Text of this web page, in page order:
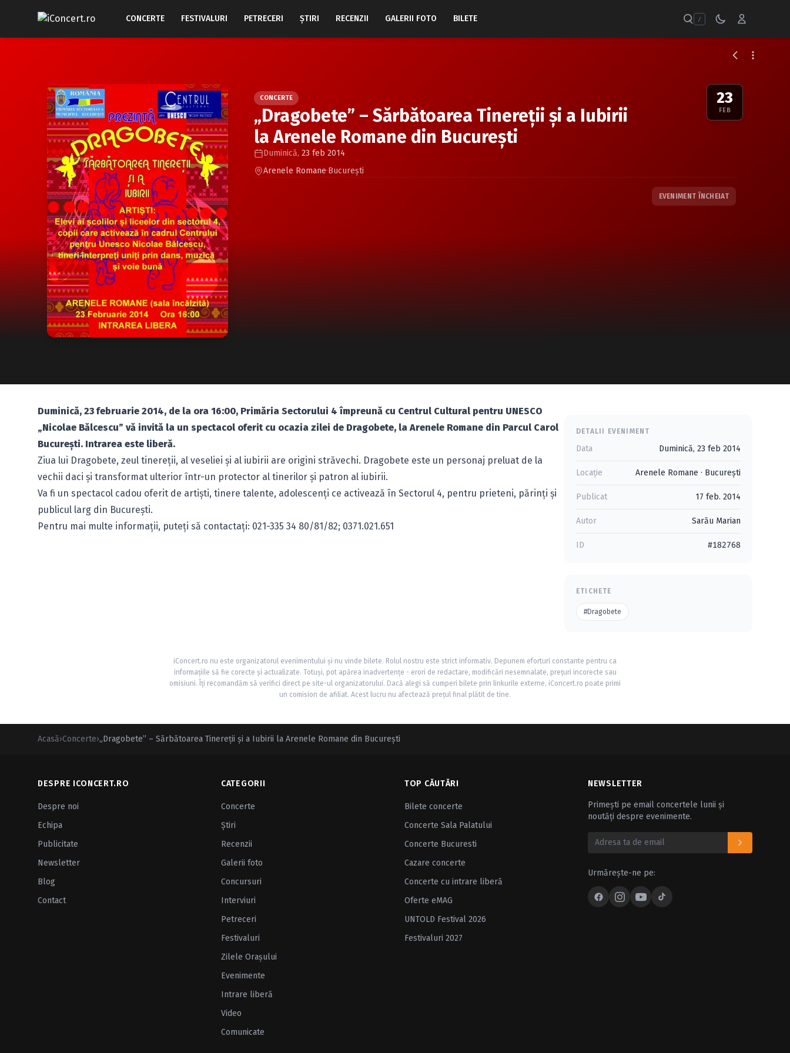
CONCERTE FESTIVALURI PETRECERI ŞTIRI RECENZII GALERII FOTO BILETE /
23
FEB
CONCERTE
„Dragobete” – Sărbătoarea Tinereţii şi a Iubirii
la Arenele Romane din Bucureşti
Duminică, 23 feb 2014
Arenele Romane·Bucureşti
EVENIMENT ÎNCHEIAT
Duminică, 23 februarie 2014, de la ora 16:00, Primăria Sectorului 4 împreună cu Centrul Cultural pentru UNESCO
„Nicolae Bălcescu” vă invită la un spectacol oferit cu ocazia zilei de Dragobete, la Arenele Romane din Parcul Carol
Bucureşti. Intrarea este liberă.
Ziua lui Dragobete, zeul tinereţii, al veseliei şi al iubirii are origini străvechi. Dragobete este un personaj preluat de la
vechii daci şi transformat ulterior într-un protector al tinerilor şi patron al iubirii.
Va fi un spectacol cadou oferit de artişti, tinere talente, adolescenţi ce activează în Sectorul 4, pentru prieteni, părinţi şi
publicul larg din Bucureşti.
Pentru mai multe informaţii, puteţi să contactaţi: 021-335 34 80/81/82; 0371.021.651
DETALII EVENIMENT
Data Duminică, 23 feb 2014
Locație Arenele Romane · Bucureşti
Publicat 17 feb. 2014
Autor Sarău Marian
ID #182768
ETICHETE
#Dragobete
iConcert.ro nu este organizatorul evenimentului și nu vinde bilete. Rolul nostru este strict informativ. Depunem eforturi constante pentru ca
informațiile să fie corecte și actualizate. Totuși, pot apărea inadvertențe - erori de redactare, modificări nesemnalate, prețuri incorecte sau
omisiuni. Îți recomandăm să verifici direct pe site-ul organizatorului. Dacă alegi să cumperi bilete prin linkurile externe, iConcert.ro poate primi
un comision de afiliat. Acest lucru nu afectează prețul final plătit de tine.
Acasă›Concerte›„Dragobete” – Sărbătoarea Tinereţii şi a Iubirii la Arenele Romane din Bucureşti
DESPRE ICONCERT.RO
Despre noi
Echipa
Publicitate
Newsletter
Blog
Contact
CATEGORII
Concerte
Ştiri
Recenzii
Galerii foto
Concursuri
Interviuri
Petreceri
Festivaluri
Zilele Oraşului
Evenimente
Intrare liberă
Video
Comunicate
TOP CĂUTĂRI
Bilete concerte
Concerte Sala Palatului
Concerte Bucuresti
Cazare concerte
Concerte cu intrare liberă
Oferte eMAG
UNTOLD Festival 2026
Festivaluri 2027
NEWSLETTER
Primești pe email concertele lunii și
noutăți despre evenimente.
Urmărește-ne pe: